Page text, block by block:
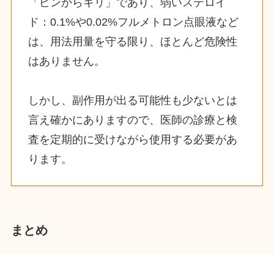
ド：0.1%や0.02%フルメトロン点眼液など
は、用法用量を守る限り、ほとんど危険性
はありません。
しかし、副作用が出る可能性も少ないとは
言え確かにありますので、医師の診療と検
査を定期的に受けながら使用する必要があ
ります。
まとめ